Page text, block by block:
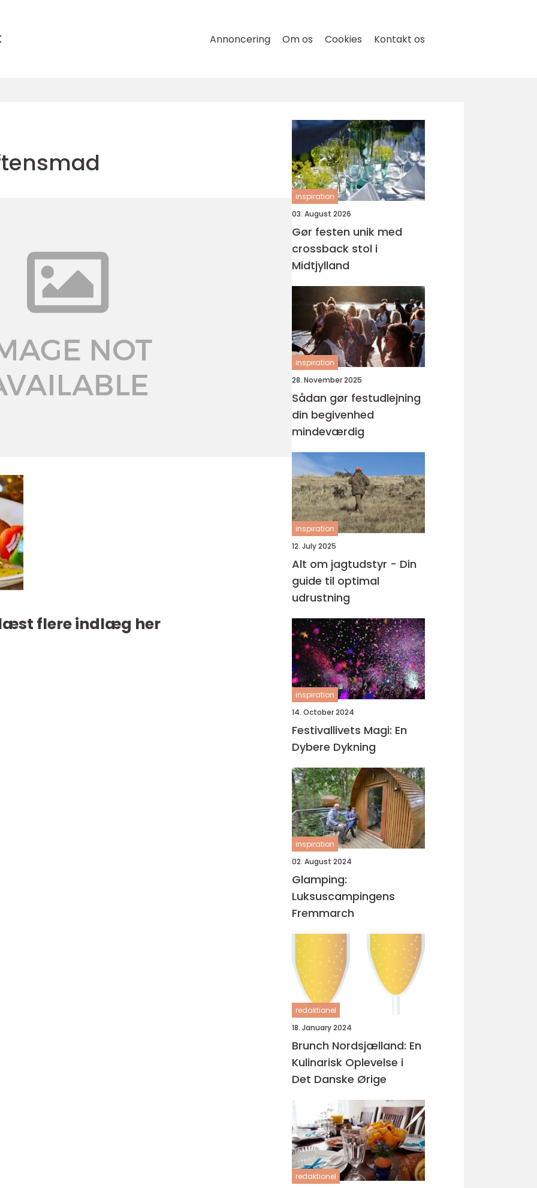
Annoncering Om os Cookies Kontakt os
flere indlæg her
inspiration
03. August 2026
Gør festen unik med
crossback stol i
Midtjylland
inspiration
28. November 2025
Sådan gør festudlejning
din begivenhed
mindeværdig
inspiration
12. July 2025
Alt om jagtudstyr - Din
guide til optimal
udrustning
inspiration
14. October 2024
Festivallivets Magi: En
Dybere Dykning
inspiration
02. August 2024
Glamping:
Luksuscampingens
Fremmarch
redaktionel
18. January 2024
Brunch Nordsjælland: En
Kulinarisk Oplevelse i
Det Danske Ørige
redaktionel